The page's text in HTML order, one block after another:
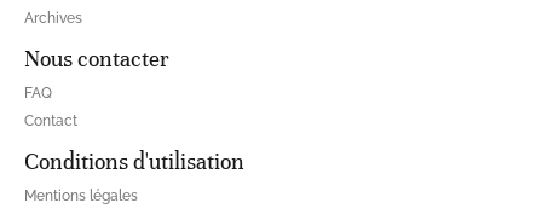
Archives
Nous contacter
FAQ
Contact
Conditions d'utilisation
Mentions légales